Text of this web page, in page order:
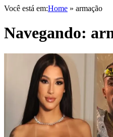
Você está em:Home » armação
Navegando: